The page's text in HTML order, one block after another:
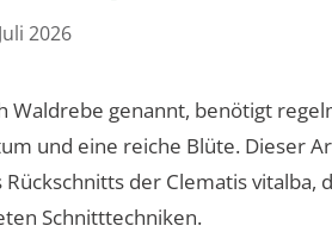
2026
Waldrebe genannt, benötigt
und eine reiche Blüte. Dieser
der Clematis vitalba,
Schnitttechniken.